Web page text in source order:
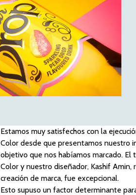
Estamos muy satisfechos con la
Color desde que presentamos nuestro
objetivo que nos habíamos marcado.
Color y nuestro diseñador, Kashif
creación de marca, fue excepcional.
Esto supuso un factor determinante